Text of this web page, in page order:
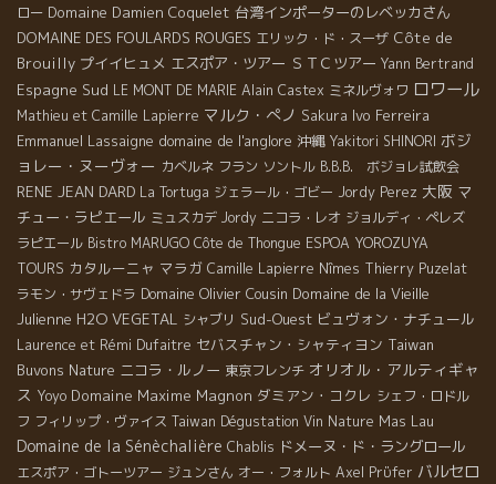
ロー Domaine Damien Coquelet 台湾インポーターのレベッカさん
DOMAINE DES FOULARDS ROUGES エリック・ド・スーザ Côte de
Brouilly プイイヒュメ エスポア・ツアー ＳＴＣツアー Yann Bertrand
Espagne Sud LE MONT DE MARIE Alain Castex ミネルヴォワ ロワール
Mathieu et Camille Lapierre マルク・ぺノ Sakura Ivo Ferreira
Emmanuel Lassaigne domaine de l'anglore 沖縄 Yakitori SHINORI ボジ
ョレー・ヌーヴォー カベルネ フラン ソントル B.B.B. ボジョレ試飲会
RENE JEAN DARD La Tortuga ジェラール・ゴビー Jordy Perez 大阪 マ
チュー・ラピエール ミュスカデ Jordy ニコラ・レオ ジョルディ・ペレズ
ラピエール Bistro MARUGO Côte de Thongue ESPOA YOROZUYA
TOURS カタルーニャ マラガ Camille Lapierre Nîmes Thierry Puzelat
ラモン・サヴェドラ Domaine Olivier Cousin Domaine de la Vieille
Julienne H2O VEGETAL シャブリ Sud-Ouest ビュヴォン・ナチュール
Laurence et Rémi Dufaitre セバスチャン・シャティヨン Taiwan
Buvons Nature ニコラ・ルノー 東京フレンチ オリオル・アルティギャ
ス Yoyo Domaine Maxime Magnon ダミアン・コクレ シェフ・ロドル
フ フィリップ・ヴァイス Taiwan Dégustation Vin Nature Mas Lau
Domaine de la Sénèchalière Chablis ドメーヌ・ド・ラングロール
エスポア・ゴトーツアー ジュンさん オー・フォルト Axel Prϋfer バルセロ